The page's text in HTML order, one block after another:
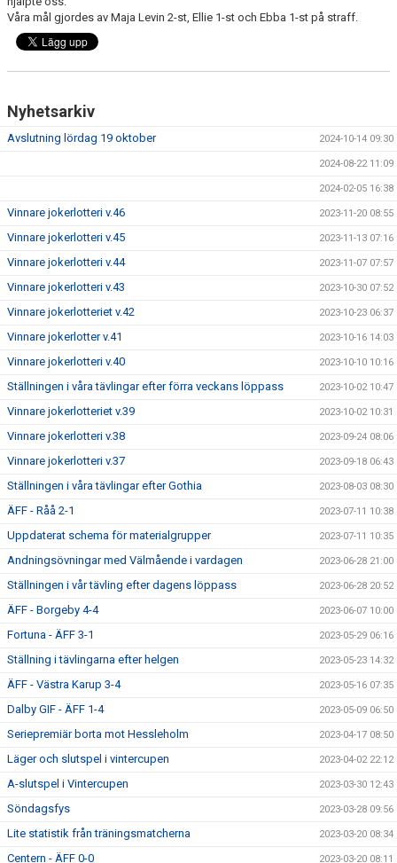
Våra mål gjordes av Maja Levin 2-st, Ellie 1-st och Ebba 1-st på straff.
Nyhetsarkiv
Avslutning lördag 19 oktober 2024-10-14 09:30
2024-08-22 11:09
2024-02-05 16:38
Vinnare jokerlotteri v.46 2023-11-20 08:55
Vinnare jokerlotteri v.45 2023-11-13 07:16
Vinnare jokerlotteri v.44 2023-11-07 07:57
Vinnare jokerlotteri v.43 2023-10-30 07:52
Vinnare jokerlotteriet v.42 2023-10-23 06:37
Vinnare jokerlotter v.41 2023-10-16 14:03
Vinnare jokerlotteri v.40 2023-10-10 10:16
Ställningen i våra tävlingar efter förra veckans löppass 2023-10-02 10:47
Vinnare jokerlotteriet v.39 2023-10-02 10:31
Vinnare jokerlotteri v.38 2023-09-24 08:06
Vinnare jokerlotteri v.37 2023-09-18 06:43
Ställningen i våra tävlingar efter Gothia 2023-08-03 08:30
ÄFF - Råå 2-1 2023-07-11 10:38
Uppdaterat schema för materialgrupper 2023-07-11 10:35
Andningsövningar med Välmående i vardagen 2023-06-28 21:00
Ställningen i vår tävling efter dagens löppass 2023-06-28 20:52
ÄFF - Borgeby 4-4 2023-06-07 10:00
Fortuna - ÄFF 3-1 2023-05-29 06:16
Ställning i tävlingarna efter helgen 2023-05-23 14:32
ÄFF - Västra Karup 3-4 2023-05-16 07:35
Dalby GIF - ÄFF 1-4 2023-05-09 06:50
Seriepremiär borta mot Hessleholm 2023-04-17 08:50
Läger och slutspel i vintercupen 2023-04-02 22:12
A-slutspel i Vintercupen 2023-03-30 12:43
Söndagsfys 2023-03-28 09:56
Lite statistik från träningsmatcherna 2023-03-20 08:34
Centern - ÄFF 0-0 2023-03-20 08:11